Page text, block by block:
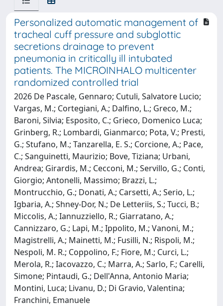
Personalized automatic management of
tracheal cuff pressure and subglottic
secretions drainage to prevent
pneumonia in critically ill intubated
patients. The MICROINHALO multicenter
randomized controlled trial
2026 De Pascale, Gennaro; Cutuli, Salvatore Lucio;
Vargas, M.; Cortegiani, A.; Dalfino, L.; Greco, M.;
Baroni, Silvia; Esposito, C.; Grieco, Domenico Luca;
Grinberg, R.; Lombardi, Gianmarco; Pota, V.; Presti,
G.; Stufano, M.; Tanzarella, E. S.; Corcione, A.; Pace,
C.; Sanguinetti, Maurizio; Bove, Tiziana; Urbani,
Andrea; Girardis, M.; Cecconi, M.; Servillo, G.; Conti,
Giorgio; Antonelli, Massimo; Brazzi, L.;
Montrucchio, G.; Donati, A.; Carsetti, A.; Serio, L.;
Igbaria, A.; Shney-Dor, N.; De Letteriis, S.; Tucci, B.;
Miccolis, A.; Iannuzziello, R.; Giarratano, A.;
Cannizzaro, G.; Lapi, M.; Ippolito, M.; Vanoni, M.;
Magistrelli, A.; Mainetti, M.; Fusilli, N.; Rispoli, M.;
Nespoli, M. R.; Coppolino, F.; Fiore, M.; Curci, L.;
Merola, R.; Iacovazzo, C.; Marra, A.; Sarlo, F.; Carelli,
Simone; Pintaudi, G.; Dell'Anna, Antonio Maria;
Montini, Luca; Livanu, D.; Di Gravio, Valentina;
Franchini, Emanuele